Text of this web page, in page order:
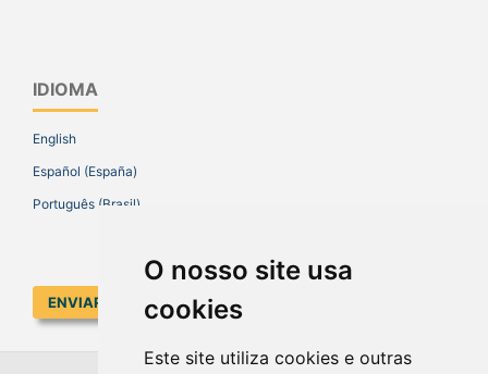
O nosso site usa
cookies
Este site utiliza cookies e outras
IDIOMA
English
Español (España)
Português (Brasil)
ENVIAR SUBMISSÃO